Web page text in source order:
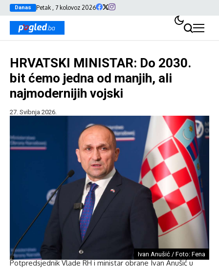
Danas Petak , 7 kolovoz 2026
HRVATSKI MINISTAR: Do 2030.
bit ćemo jedna od manjih, ali
najmodernijih vojski
27. Svibnja 2026.
Ivan Anušić / Foto: Fena
Potpredsjednik Vlade RH i ministar obrane Ivan Anušić u